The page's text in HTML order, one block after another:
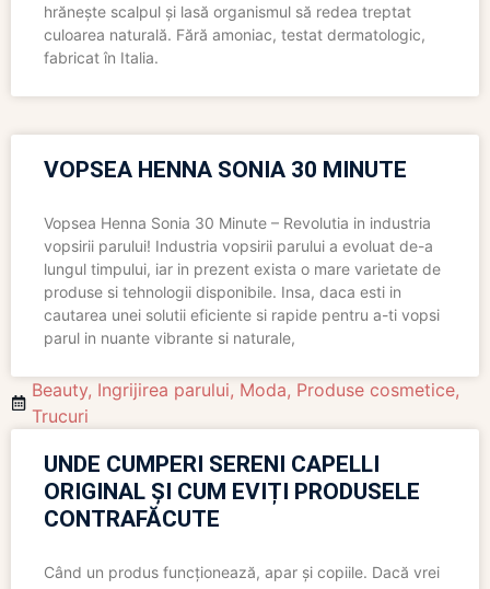
hrănește scalpul și lasă organismul să redea treptat
culoarea naturală. Fără amoniac, testat dermatologic,
fabricat în Italia.
VOPSEA HENNA SONIA 30 MINUTE
Vopsea Henna Sonia 30 Minute – Revolutia in industria
vopsirii parului! Industria vopsirii parului a evoluat de-a
lungul timpului, iar in prezent exista o mare varietate de
produse si tehnologii disponibile. Insa, daca esti in
cautarea unei solutii eficiente si rapide pentru a-ti vopsi
parul in nuante vibrante si naturale,
Beauty, Ingrijirea parului, Moda, Produse cosmetice,
Trucuri
UNDE CUMPERI SERENI CAPELLI
ORIGINAL ȘI CUM EVIȚI PRODUSELE
CONTRAFĂCUTE
Când un produs funcționează, apar și copiile. Dacă vrei